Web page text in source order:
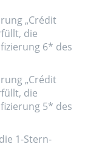
„Crédit
die
6* des
„Crédit
die
5* des
1-Stern-